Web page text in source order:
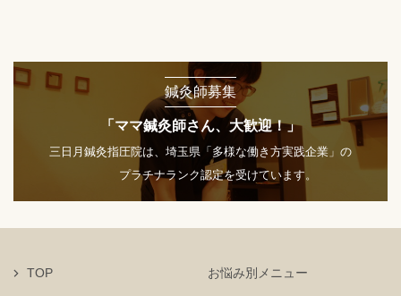
鍼灸師募集
「ママ鍼灸師さん、大歓迎！」
三日月鍼灸指圧院は、埼玉県「多様な働き方実践企業」の
プラチナランク認定を受けています。
TOP お悩み別メニュー